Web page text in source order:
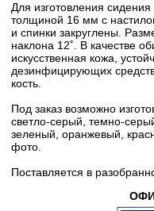
Для изготовления
толщиной 16 мм с
и спинки закруглены.
наклона 12˚. В качестве
искусственная кожа,
дезинфицирующих
кость.
Под заказ возможно
светло-серый, темно-
зеленый, оранжевый,
фото.
Поставляется в